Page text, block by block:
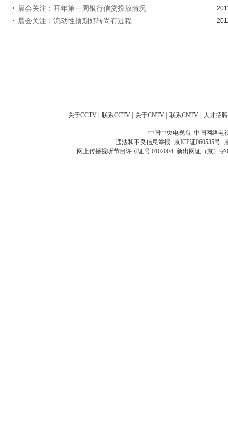
晨会关注：开年第一周银行信贷投放情况
晨会关注：流动性预期好转尚有过程
关于CCTV | 联系CCTV | 关于CNTV | 联系CNTV | 人才招聘
中国中央电视台 中国网络电
违法和不良信息举报 京ICP证060535号
网上传播视听节目许可证号 0102004 新出网证（京）